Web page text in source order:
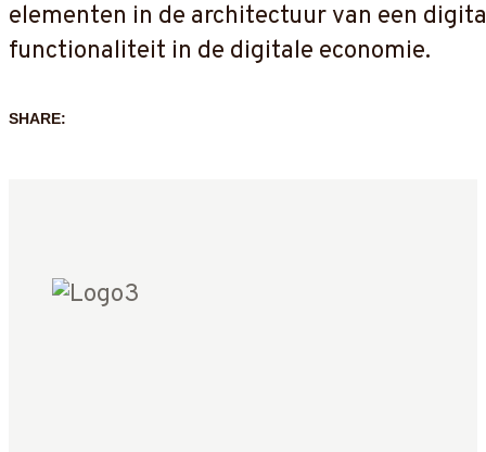
elementen in de architectuur van een
functionaliteit in de digitale economie.
SHARE: